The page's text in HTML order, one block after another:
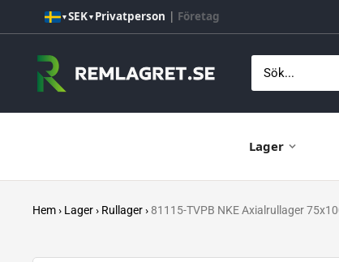
till
innehåll
▼SEK▼ Privatperson | Företag
Remlagret.se
Lager
Hem› Lager› Rullager› 81115-TVPB NKE Axialrullager